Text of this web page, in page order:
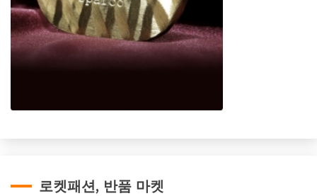
로켓패션, 반품 마켓